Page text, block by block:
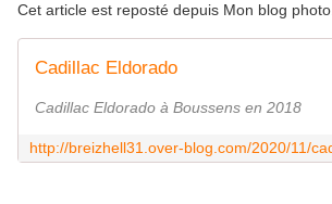
Cet article est reposté depuis Mon blog photo
Cadillac Eldorado
Cadillac Eldorado à Boussens en 2018